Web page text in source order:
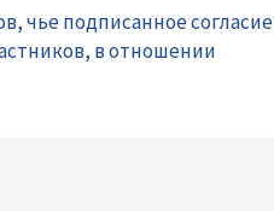
чье подписанное согласие
в отношении